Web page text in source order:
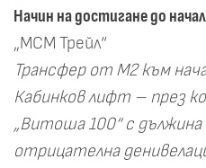
Начин на достигане до
„МСМ Трейл“
Трансфер от М2 към
Кабинков лифт – през
„Витоша 100“ с
отрицателна